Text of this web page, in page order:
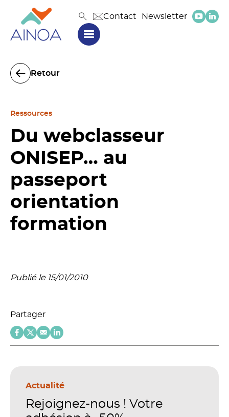
Contact Newsletter
Retour
Ressources
Du webclasseur
ONISEP… au
passeport
orientation
formation
Publié le 15/01/2010
Partager
Actualité
Rejoignez-nous ! Votre